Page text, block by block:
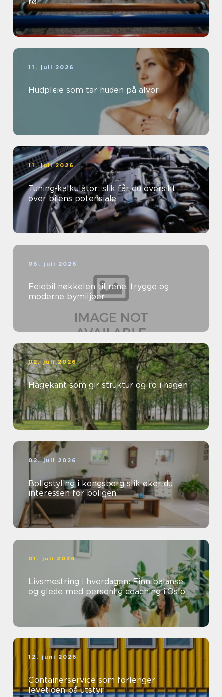
11. juli 2026
Hudpleie som tar huden på alvor
11. juli 2026
Tuning-kalkulator: slik får du oversikt
over bilens potensiale
06. juli 2026
Feiebil nøkkelen til rene, trygge og
moderne bymiljøer
02. juli 2026
Hagekant som gir struktur og ro i hagen
02. juli 2026
Boligstyling i kongsberg slik øker du
interessen for boligen
01. juli 2026
Livsmestring i hverdagen: Finn balanse
og glede med personlig coaching i Oslo
12. juni 2026
Containerservice som forlenger
levetiden på utstyr